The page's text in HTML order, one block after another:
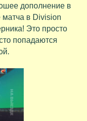
дополнение в
матча в Division
Это просто
попадаются